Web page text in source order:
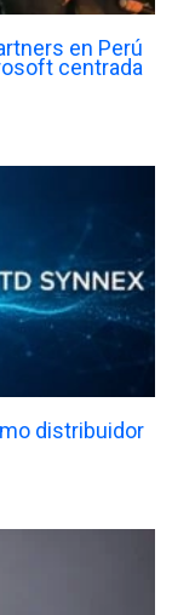
en Perú
centrada
distribuidor